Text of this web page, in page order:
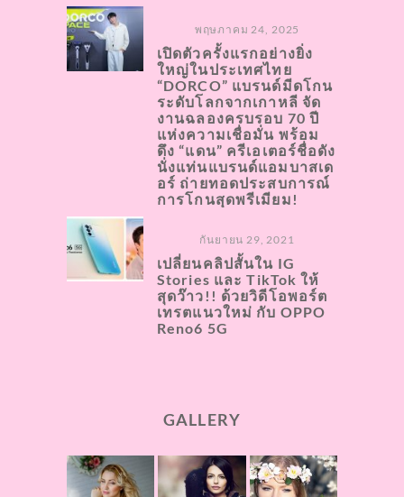
พฤษภาคม 24, 2025
เปิดตัวครั้งแรกอย่างยิ่ง
ใหญ่ในประเทศไทย
“DORCO” แบรนด์มีดโกน
ระดับโลกจากเกาหลี จัด
งานฉลองครบรอบ 70 ปี
แห่งความเชื่อมั่น พร้อม
ดึง “แดน” ครีเอเตอร์ชื่อดัง
นั่งแท่นแบรนด์แอมบาสเด
อร์ ถ่ายทอดประสบการณ์
การโกนสุดพรีเมียม!
กันยายน 29, 2021
เปลี่ยนคลิปสั้นใน IG
Stories และ TikTok ให้
สุดว๊าว!! ด้วยวิดีโอพอร์ต
เทรตแนวใหม่ กับ OPPO
Reno6 5G
GALLERY